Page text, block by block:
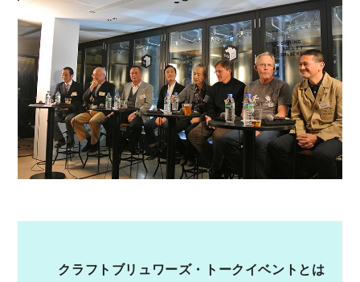
クラフトブリュワーズ・トークイベントとは